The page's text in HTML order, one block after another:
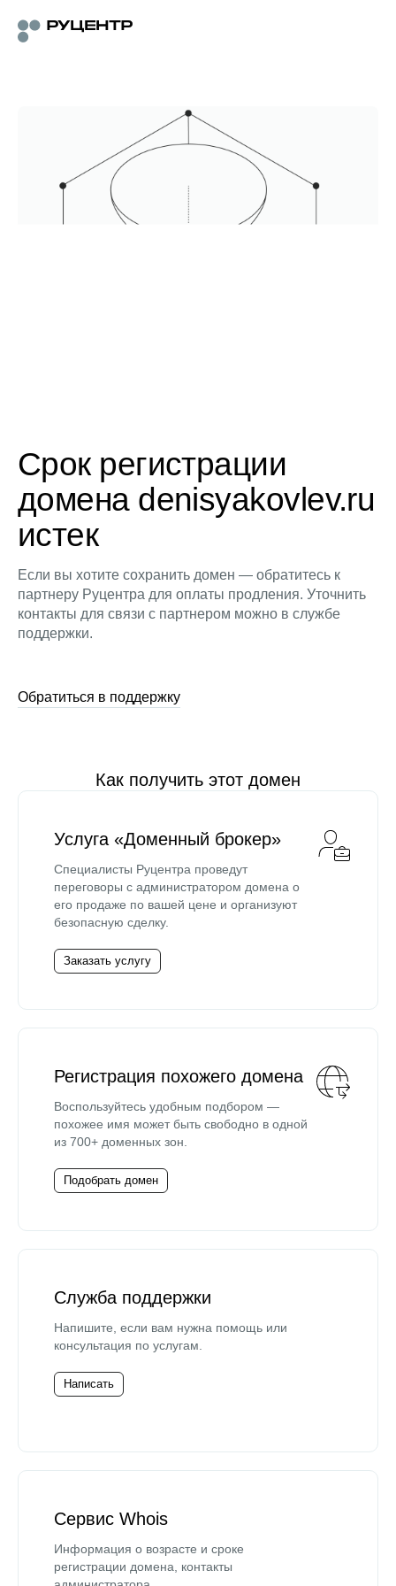
Срок регистрации
домена denisyakovlev.ru
истек
Если вы хотите сохранить домен — обратитесь к
партнеру Руцентра для оплаты продления. Уточнить
контакты для связи с партнером можно в службе
поддержки.
Обратиться в поддержку
Как получить этот домен
Услуга «Доменный брокер»
Специалисты Руцентра проведут
переговоры с администратором домена о
его продаже по вашей цене и организуют
безопасную сделку.
Заказать услугу
Регистрация похожего домена
Воспользуйтесь удобным подбором —
похожее имя может быть свободно в одной
из 700+ доменных зон.
Подобрать домен
Служба поддержки
Напишите, если вам нужна помощь или
консультация по услугам.
Написать
Сервис Whois
Информация о возрасте и сроке
регистрации домена, контакты